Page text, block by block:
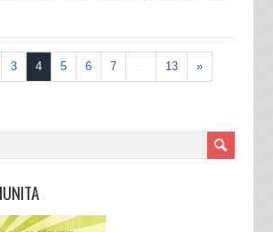
3 4 5 6 7 … 13 »